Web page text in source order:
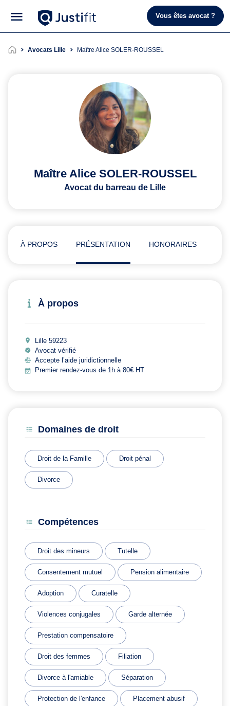
Vous êtes avocat ?
Avocats Lille Maître Alice SOLER-ROUSSEL
Maître Alice SOLER-ROUSSEL
Avocat du barreau de Lille
À PROPOS PRÉSENTATION HONORAIRES
À propos
Lille 59223
Avocat vérifié
Accepte l’aide juridictionnelle
Premier rendez-vous de 1h à 80€ HT
Domaines de droit
Droit de la Famille Droit pénal
Divorce
Compétences
Droit des mineurs Tutelle
Consentement mutuel Pension alimentaire
Adoption Curatelle
Violences conjugales Garde alternée
Prestation compensatoire
Droit des femmes Filiation
Divorce à l'amiable Séparation
Protection de l'enfance Placement abusif